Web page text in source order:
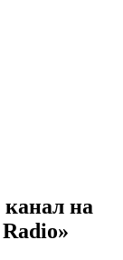
на
Radio»